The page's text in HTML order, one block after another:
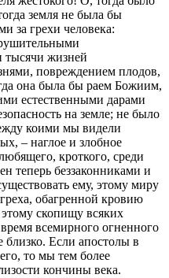
земля не была бы
за грехи человека:
тысячи жизней
повреждением плодов,
она была бы раем Божиим,
естественными дарами
на земле; не было
коими мы видели
– наглое и злобное
кроткого, среди
теперь беззаконниками и
ему, этому миру
обагренной кровию
скопищу всяких
всемирного огненного
Если апостолы в
то мы тем более
кончины века.